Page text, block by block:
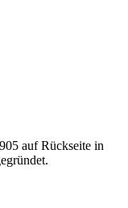
auf Rückseite in